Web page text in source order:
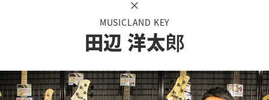
×
MUSICLAND KEY
田辺 洋太郎